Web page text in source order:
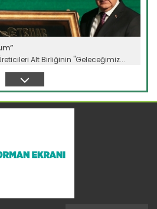
Alt Birliğinin "Geleceğimiz...